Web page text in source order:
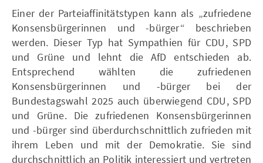
Einer der Parteiaffinitätstypen kann als „zufriedene
Konsensbürgerinnen und -bürger“ beschrieben
werden. Dieser Typ hat Sympathien für CDU, SPD
und Grüne und lehnt die AfD entschieden ab.
Entsprechend wählten die zufriedenen
Konsensbürgerinnen und -bürger bei der
Bundestagswahl 2025 auch überwiegend CDU, SPD
und Grüne. Die zufriedenen Konsensbürgerinnen
und -bürger sind überdurchschnittlich zufrieden mit
ihrem Leben und mit der Demokratie. Sie sind
durchschnittlich an Politik interessiert und vertreten